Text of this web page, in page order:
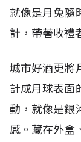
就像是月兔隨
計，帶著收禮
城市好酒更將
計成月球表面
動，就像是銀
感。藏在外盒